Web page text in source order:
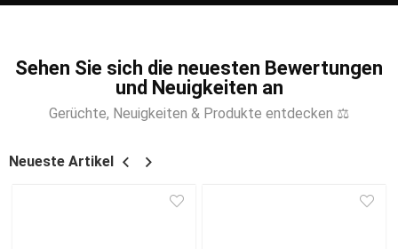
Sehen Sie sich die neuesten Bewertungen
und Neuigkeiten an
Gerüchte, Neuigkeiten & Produkte entdecken ⚖
Neueste Artikel